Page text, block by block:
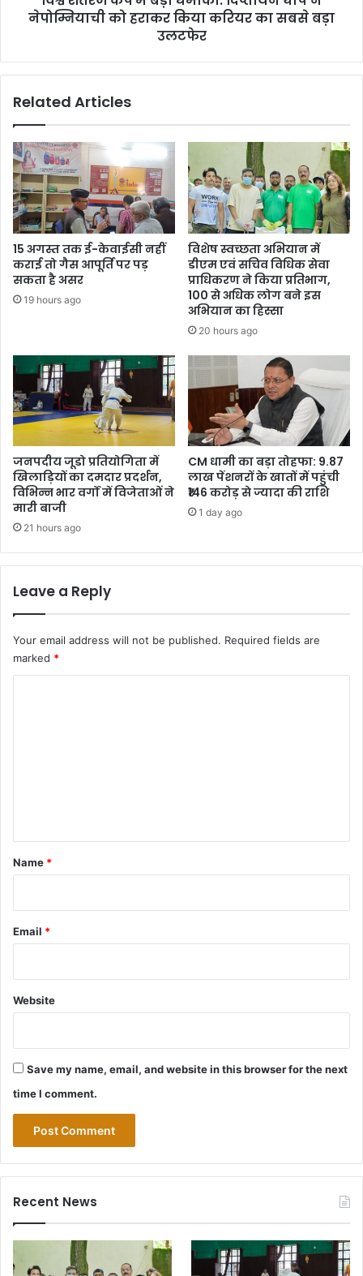
करियर
सबसे
नेपोम्नियाची को हराकर किया करियर का सबसे बड़ा
उलटफेर
Related Articles
15 अगस्त तक ई-केवाईसी नहीं
कराई तो गैस आपूर्ति पर पड़
सकता है असर
19 hours ago
विशेष स्वच्छता अभियान में
डीएम एवं सचिव विधिक सेवा
प्राधिकरण ने किया प्रतिभाग,
100 से अधिक लोग बने इस
अभियान का हिस्सा
20 hours ago
जनपदीय जूडो प्रतियोगिता में
खिलाड़ियों का दमदार प्रदर्शन,
विभिन्न भार वर्गों में विजेताओं ने
मारी बाजी
21 hours ago
CM धामी का बड़ा तोहफा: 9.87
लाख पेंशनरों के खातों में पहुंची
₹146 करोड़ से ज्यादा की राशि
1 day ago
Leave a Reply
Your email address will not be published. Required fields are
marked *
*
Name *
Email *
Website
Save my name, email, and website in this browser for the next
time I comment.
Recent News